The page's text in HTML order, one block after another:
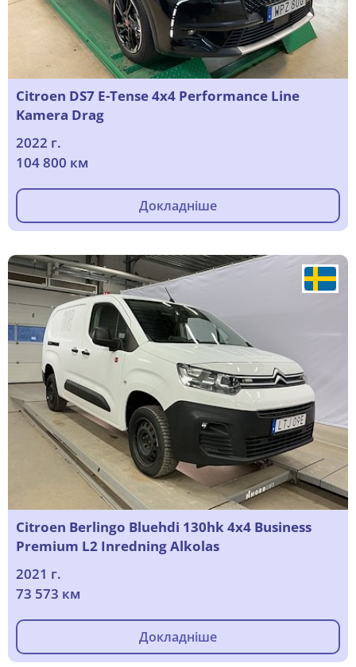
Citroen DS7 E-Tense 4x4 Performance Line
Kamera Drag
2022 г.
104 800 км
Докладніше
Citroen Berlingo Bluehdi 130hk 4x4 Business
Premium L2 Inredning Alkolas
2021 г.
73 573 км
Докладніше